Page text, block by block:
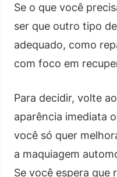
Se o que você
ser que outro tipo
adequado, como
com foco em
Para decidir, volte
aparência imediata
você só quer
a maquiagem
Se você espera que